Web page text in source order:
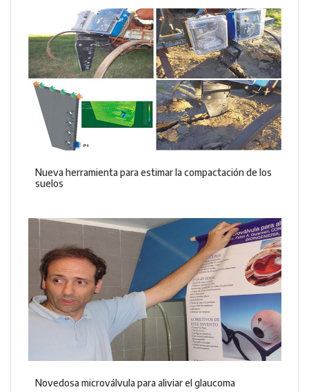
Nueva herramienta para estimar la compactación de los
suelos
Novedosa microválvula para aliviar el glaucoma